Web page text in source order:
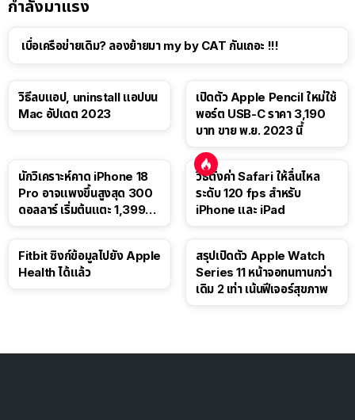
กำลังมาแรง
เบื่อเครือข่ายเดิม? ลองย้ายมา my by CAT กันเถอะ !!!
วิธีลบแอป, uninstall แอปบน
Mac อัปเดต 2023
เปิดตัว Apple Pencil ใหม่ใช้
พอร์ต USB-C ราคา 3,190
บาท ขาย พ.ย. 2023 นี้
นักวิเคราะห์คาด iPhone 18
Pro อาจแพงขึ้นสูงสุด 300
ดอลลาร์ เริ่มต้นแตะ 1,399
วิธีตั้งค่า Safari ให้ลื่นไหล
ระดับ 120 fps สำหรับ
iPhone และ iPad
Fitbit ซิงก์ข้อมูลไปยัง Apple
Health ได้แล้ว
สรุปเปิดตัว Apple Watch
Series 11 หน้าจอทนทานกว่า
เดิม 2 เท่า เน้นฟีเจอร์สุขภาพ